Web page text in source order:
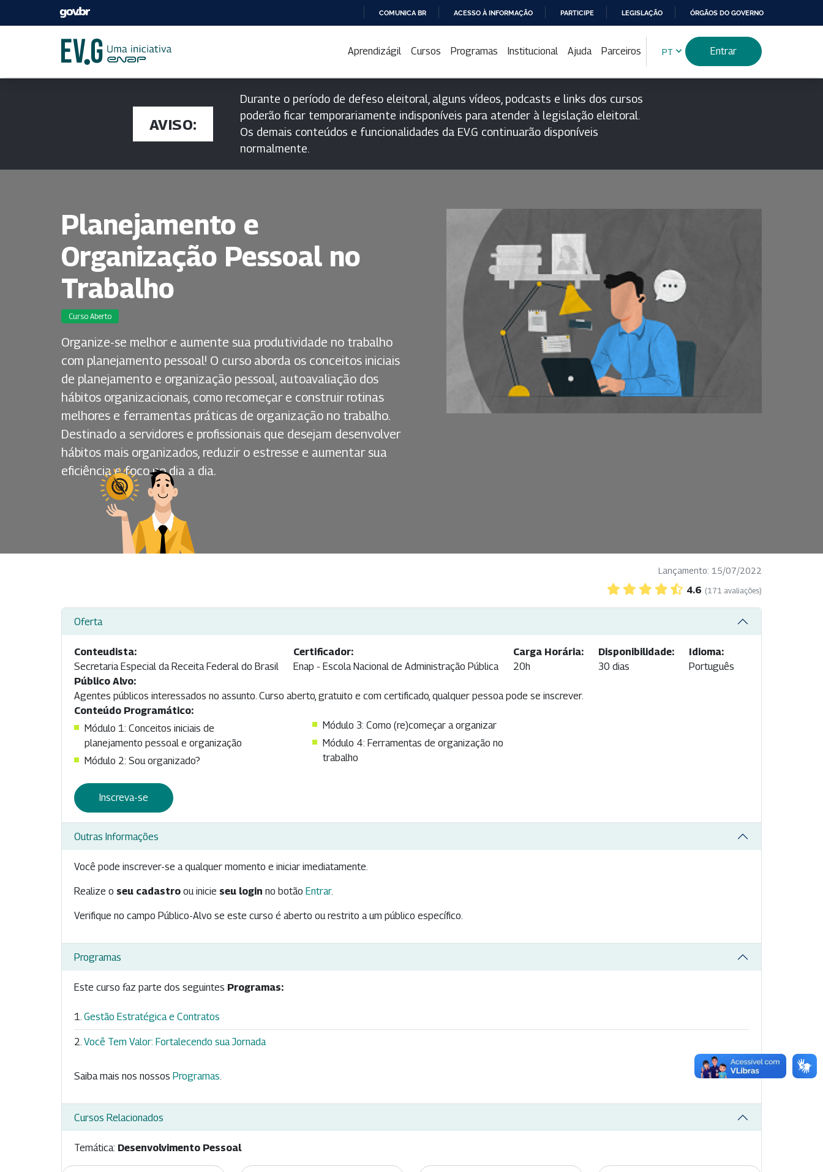
PARA
CONTEÚDO
COMUNICA BR ACESSO À INFORMAÇÃO PARTICIPE LEGISLAÇÃO ÓRGÃOS DO GOVERNO
Aprendizágil Cursos Programas Institucional Ajuda Parceiros PT Entrar
AVISO:
Durante o período de defeso eleitoral, alguns vídeos, podcasts e links dos cursos
poderão ficar temporariamente indisponíveis para atender à legislação eleitoral.
Os demais conteúdos e funcionalidades da EV.G continuarão disponíveis
normalmente.
Planejamento e
Organização Pessoal no
Trabalho
Curso Aberto
Organize-se melhor e aumente sua produtividade no trabalho
com planejamento pessoal! O curso aborda os conceitos iniciais
de planejamento e organização pessoal, autoavaliação dos
hábitos organizacionais, como recomeçar e construir rotinas
melhores e ferramentas práticas de organização no trabalho.
Destinado a servidores e profissionais que desejam desenvolver
hábitos mais organizados, reduzir o estresse e aumentar sua
eficiência e foco no dia a dia.
Lançamento: 15/07/2022
4.6 (171 avaliações)
Oferta
Conteudista:
Secretaria Especial da Receita Federal do Brasil
Certificador:
Enap - Escola Nacional de Administração Pública
Carga Horária:
20h
Disponibilidade:
30 dias
Idioma:
Português
Público Alvo:
Agentes públicos interessados no assunto. Curso aberto, gratuito e com certificado, qualquer pessoa pode se inscrever.
Conteúdo Programático:
Módulo 1: Conceitos iniciais de
planejamento pessoal e organização
Módulo 2: Sou organizado?
Módulo 3: Como (re)começar a organizar
Módulo 4: Ferramentas de organização no
trabalho
Inscreva-se
Outras Informações
Você pode inscrever-se a qualquer momento e iniciar imediatamente.
Realize o seu cadastro ou inicie seu login no botão Entrar.
Verifique no campo Público-Alvo se este curso é aberto ou restrito a um público específico.
Programas
Este curso faz parte dos seguintes Programas:
Gestão Estratégica e Contratos
Você Tem Valor: Fortalecendo sua Jornada
Saiba mais nos nossos Programas.
Cursos Relacionados
Temática: Desenvolvimento Pessoal